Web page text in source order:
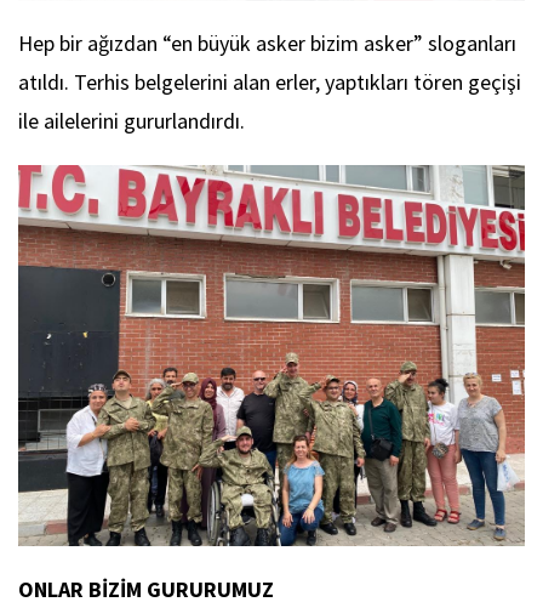
Hep bir ağızdan “en büyük asker bizim asker” sloganları
atıldı. Terhis belgelerini alan erler, yaptıkları tören geçişi
ile ailelerini gururlandırdı.
ONLAR BİZİM GURURUMUZ